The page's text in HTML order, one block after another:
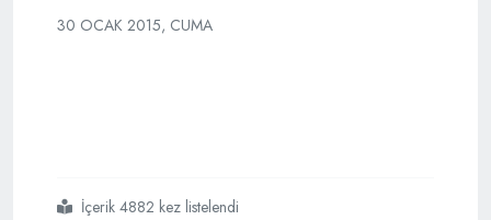
30 OCAK 2015, CUMA
#fifa
#başkanını
#arıyorİçerik 4882 kez listelendi